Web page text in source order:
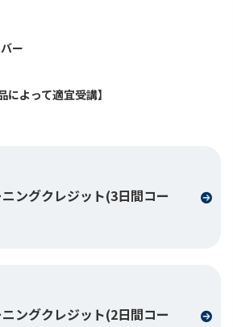
ー
によって適宜受講】
ングクレジット(3日間コー
ングクレジット(2日間コー